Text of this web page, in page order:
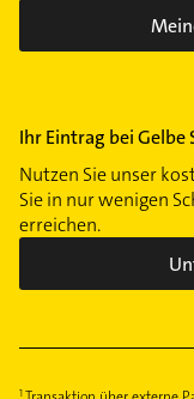
Ihr Eintrag bei Gelbe
Nutzen Sie unser
Sie in nur wenigen
erreichen.